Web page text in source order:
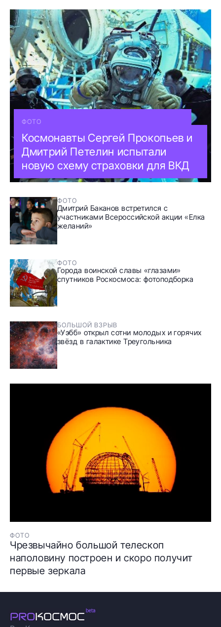
ФОТО
Космонавты Сергей Прокопьев и
Дмитрий Петелин испытали
новую схему страховки для ВКД
ФОТО
Дмитрий Баканов встретился с
участниками Всероссийской акции «Елка
желаний»
ФОТО
Города воинской славы «глазами»
спутников Роскосмоса: фотоподборка
БОЛЬШОЙ ВЗРЫВ
«Уэбб» открыл сотни молодых и горячих
звёзд в галактике Треугольника
ФОТО
Чрезвычайно большой телескоп
наполовину построен и скоро получит
первые зеркала